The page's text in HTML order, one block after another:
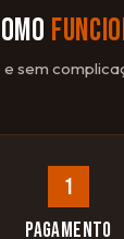
e sem
1
PAGAMENTO